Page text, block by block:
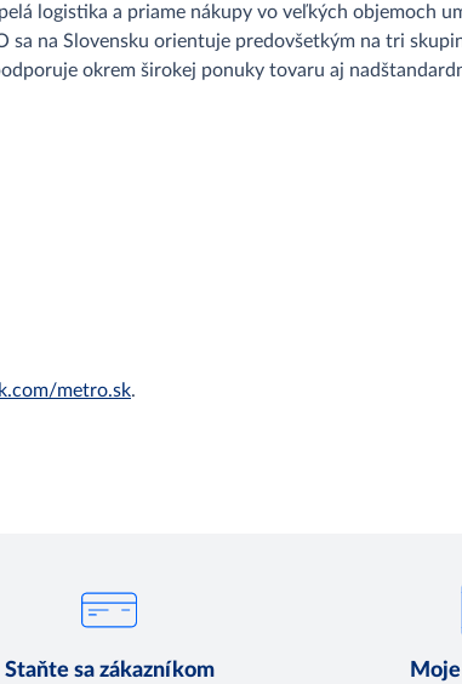
logistika a priame nákupy vo veľkých objemoch
sa na Slovensku orientuje predovšetkým na tri
okrem širokej ponuky tovaru aj
metro.sk.
Staňte sa zákazníkom